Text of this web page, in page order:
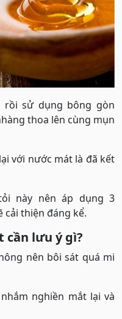
rồi sử dụng bông gòn
thoa lên cùng mụn
với nước mát là đã kết
này nên áp dụng 3
cải thiện đáng kể.
lưu ý gì?
nên bôi sát quá mi
nghiền mắt lại và